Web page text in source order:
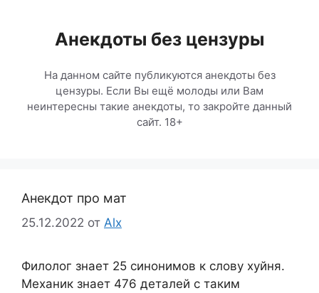
содержимомуАнекдоты без цензуры
На данном сайте публикуются анекдоты без
цензуры. Если Вы ещё молоды или Вам
неинтересны такие анекдоты, то закройте данный
сайт. 18+
Анекдот про мат
25.12.2022 от Alx
Филолог знает 25 синонимов к слову хуйня.
Механик знает 476 деталей с таким